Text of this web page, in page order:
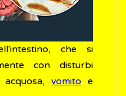
che si
con disturbi
acquosa, vomito e